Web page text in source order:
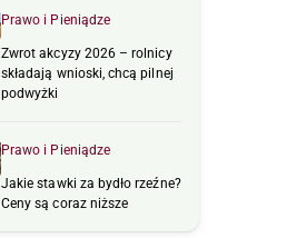
Prawo i Pieniądze
Zwrot akcyzy 2026 – rolnicy
składają wnioski, chcą pilnej
podwyżki
Prawo i Pieniądze
Jakie stawki za bydło rzeźne?
Ceny są coraz niższe